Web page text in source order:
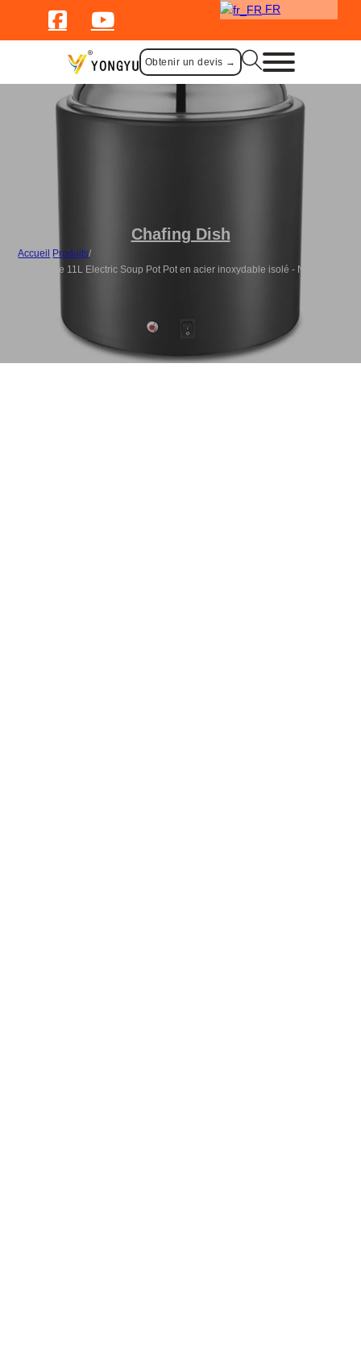
FR
Obtenir un devis →
Chafing Dish
Accueil Produits/
Wholesale 11L Electric Soup Pot Pot en acier inoxydable isolé - Noir